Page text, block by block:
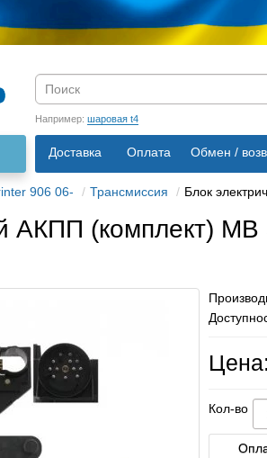
Например: шаровая t4
Доставка Оплата Обмен /
О нас
906 06- Трансмиссия Блок
Выберите
Русский
АКПП (комплект)
Цена:
Кол-во